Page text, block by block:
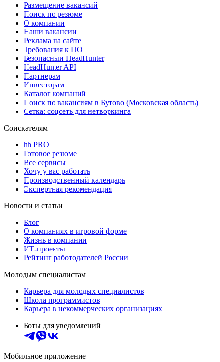
Размещение вакансий
Поиск по резюме
О компании
Наши вакансии
Реклама на сайте
Требования к ПО
Безопасный HeadHunter
HeadHunter API
Партнерам
Инвесторам
Каталог компаний
Поиск по вакансиям в Бутово (Московская область)
Сетка: соцсеть для нетворкинга
Соискателям
hh PRO
Готовое резюме
Все сервисы
Хочу у вас работать
Производственный календарь
Экспертная рекомендация
Новости и статьи
Блог
О компаниях в игровой форме
Жизнь в компании
ИТ-проекты
Рейтинг работодателей России
Молодым специалистам
Карьера для молодых специалистов
Школа программистов
Карьера в некоммерческих организациях
Боты для уведомлений
Мобильное приложение